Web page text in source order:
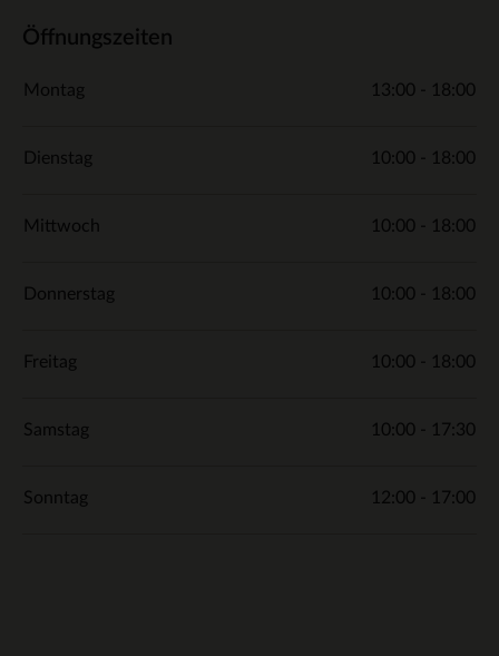
Öffnungszeiten
Montag 13:00 - 18:00
Dienstag 10:00 - 18:00
Mittwoch 10:00 - 18:00
Donnerstag 10:00 - 18:00
Freitag 10:00 - 18:00
Samstag 10:00 - 17:30
Sonntag 12:00 - 17:00